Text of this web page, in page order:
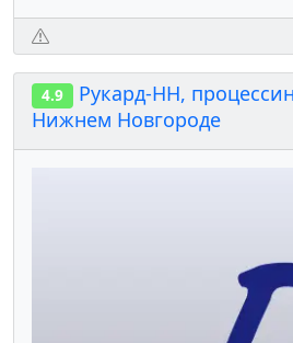
4.9
Рукард-НН,
Нижнем Новгороде